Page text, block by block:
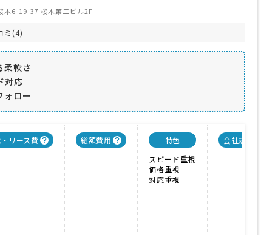
木6-19-37 桜木第二ビル2F
ミ(4)
柔軟さ
対応
ォロー
リース費 総額費用
特色
スピード重視
価格重視
対応重視
会社規模